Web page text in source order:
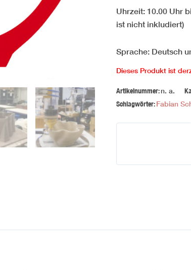
Uhrzeit: 10.00 Uhr
ist nicht inkludiert)
Sprache: Deutsch
Dieses Produkt ist
Artikelnummer:n. a.
Schlagwörter:Fabian